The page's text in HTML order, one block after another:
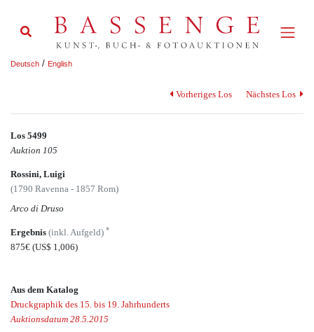
Deutsch / English
Vorheriges Los Nächstes Los
Los 5499
Auktion 105
Rossini, Luigi
(1790 Ravenna - 1857 Rom)
Arco di Druso
Ergebnis (inkl. Aufgeld) *
875€ (US$ 1,006)
Aus dem Katalog
Druckgraphik des 15. bis 19. Jahrhunderts
Auktionsdatum 28.5.2015